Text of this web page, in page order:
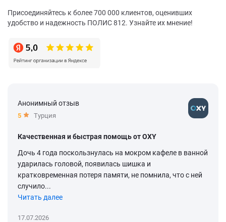
Присоединяйтесь к более 700 000 клиентов, оценивших
удобство и надежность ПОЛИС 812. Узнайте их мнение!
Анонимный отзыв
5 Турция
Качественная и быстрая помощь от OXY
Дочь 4 года поскользнулась на мокром кафеле в ванной
ударилась головой, появилась шишка и
кратковременная потеря памяти, не помнила, что с ней
случило...
Читать далее
17.07.2026